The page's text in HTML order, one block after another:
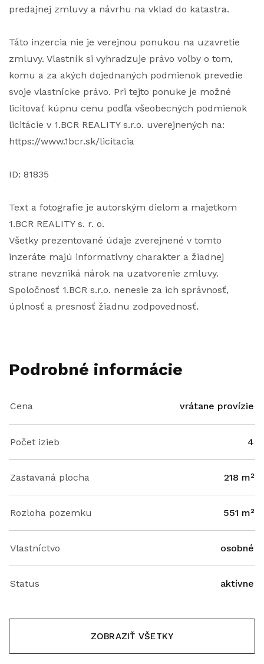
predajnej zmluvy a návrhu na vklad do katastra.
Táto inzercia nie je verejnou ponukou na uzavretie
zmluvy. Vlastník si vyhradzuje právo voľby o tom,
komu a za akých dojednaných podmienok prevedie
svoje vlastnícke právo. Pri tejto ponuke je možné
licitovať kúpnu cenu podľa všeobecných podmienok
licitácie v 1.BCR REALITY s.r.o. uverejnených na:
https://www.1bcr.sk/licitacia
ID: 81835
Text a fotografie je autorským dielom a majetkom
1.BCR REALITY s. r. o.
Všetky prezentované údaje zverejnené v tomto
inzeráte majú informatívny charakter a žiadnej
strane nevzniká nárok na uzatvorenie zmluvy.
Spoločnosť 1.BCR s.r.o. nenesie za ich správnosť,
úplnosť a presnosť žiadnu zodpovednosť.
Podrobné informácie
Cena vrátane provízie
Počet izieb 4
Zastavaná plocha 218 m²
Rozloha pozemku 551 m²
Vlastníctvo osobné
Status aktívne
ZOBRAZIŤ VŠETKY